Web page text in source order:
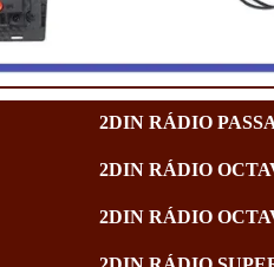
2DIN RÁDIO
2DIN RÁDIO
2DIN RÁDIO